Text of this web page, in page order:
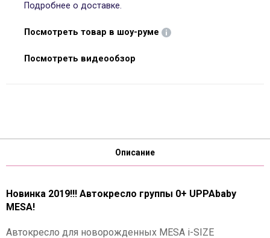
Подробнее о доставке.
Посмотреть товар в шоу-руме
Посмотреть видеообзор
Описание
Новинка 2019!!! Автокресло группы 0+ UPPAbaby
MESA!
Автокресло для новорожденных MESA i-SIZE